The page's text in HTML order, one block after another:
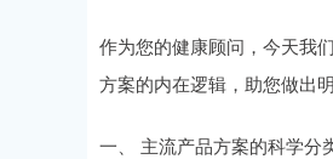
作为您的健康顾问，今天我
方案的内在逻辑，助您做出明
一、 主流产品方案的科学分